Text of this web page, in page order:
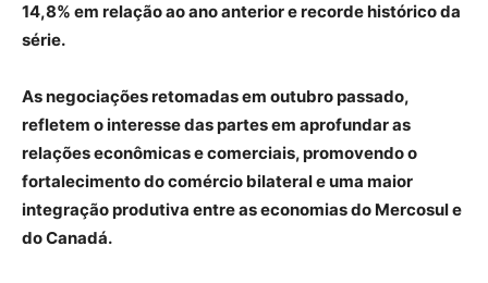
14,8% em relação ao ano anterior e recorde histórico da
série.
As negociações retomadas em outubro passado,
refletem o interesse das partes em aprofundar as
relações econômicas e comerciais, promovendo o
fortalecimento do comércio bilateral e uma maior
integração produtiva entre as economias do Mercosul e
do Canadá.